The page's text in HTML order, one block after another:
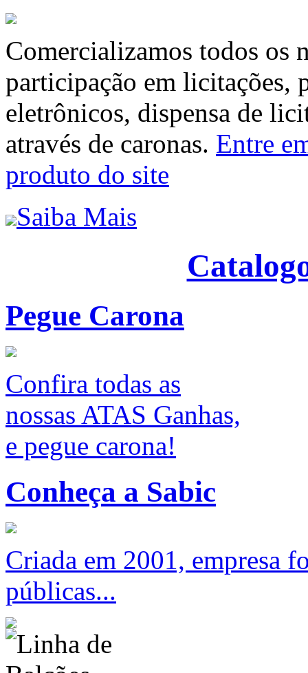
Comercializamos todos os
participação em licitações,
eletrônicos, dispensa de
através de caronas. Entre
produto do site
Saiba Mais
Pegue Carona
Confira todas as
nossas ATAS Ganhas,
e pegue carona!
Conheça a Sabic
Criada em 2001, empresa
públicas...